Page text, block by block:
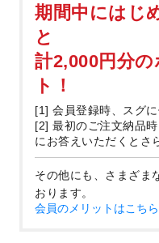
期間中にはじ
と
計2,000円分
ト！
[1] 会員登録時、スグ
[2] 最初のご注文納品
にお答えいただくとさ
その他にも、さまざま
おります。
会員のメリットはこちら